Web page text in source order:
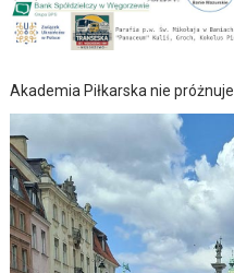
Akademia Piłkarska nie próżnuje